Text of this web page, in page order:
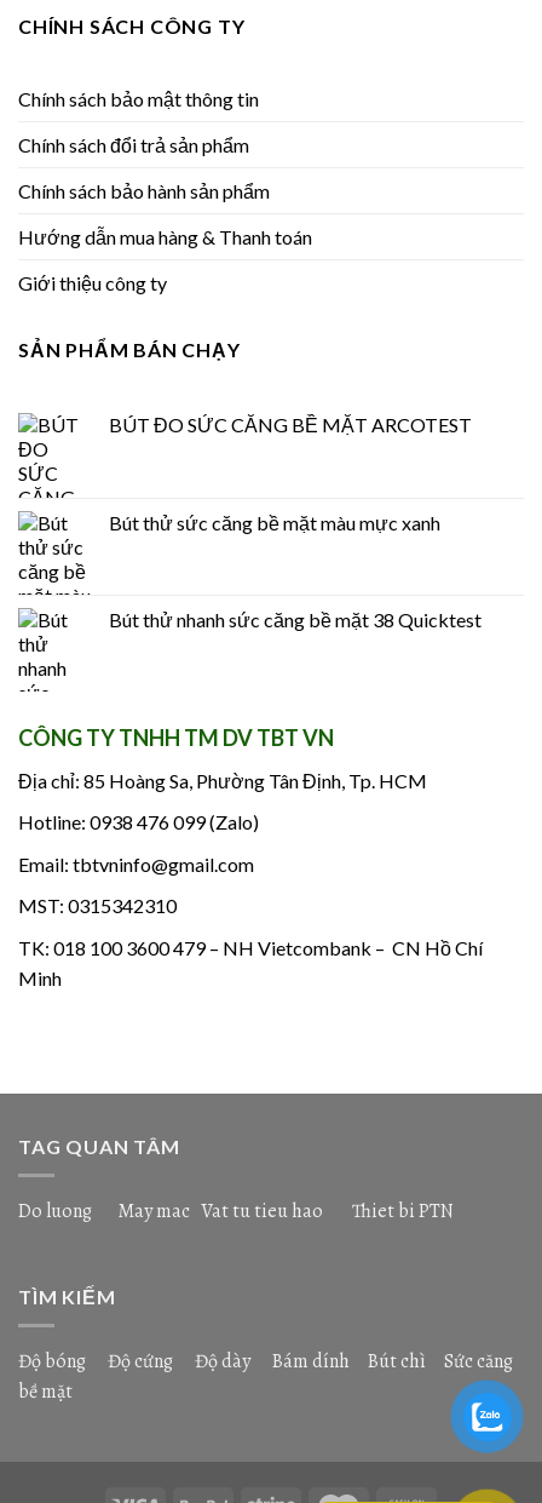
CHÍNH SÁCH CÔNG TY
Chính sách bảo mật thông tin
Chính sách đổi trả sản phẩm
Chính sách bảo hành sản phẩm
Hướng dẫn mua hàng & Thanh toán
Giới thiệu công ty
SẢN PHẨM BÁN CHẠY
BÚT ĐO SỨC CĂNG BỀ MẶT ARCOTEST
Bút thử sức căng bề mặt màu mực xanh
Bút thử nhanh sức căng bề mặt 38 Quicktest
CÔNG TY TNHH TM DV TBT VN
Địa chỉ: 85 Hoàng Sa, Phường Tân Định, Tp. HCM
Hotline: 0938 476 099 (Zalo)
Email: tbtvninfo@gmail.com
MST: 0315342310
TK: 018 100 3600 479 – NH Vietcombank – CN Hồ Chí
Minh
TAG QUAN TÂM
Do luong May mac Vat tu tieu hao Thiet bi PTN
TÌM KIẾM
Độ bóng Độ cứng Độ dày Bám dính Bút chì
Sức căng
bề mặt